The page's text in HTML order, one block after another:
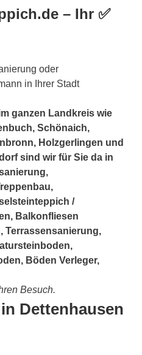
– Ihr ✅
oder
in Ihrer Stadt
ganzen Landkreis wie
Schönaich,
Holzgerlingen und
sind wir für Sie da in
/
Balkonfliesen
Terrassensanierung,
Böden Verleger,
Besuch.
Dettenhausen